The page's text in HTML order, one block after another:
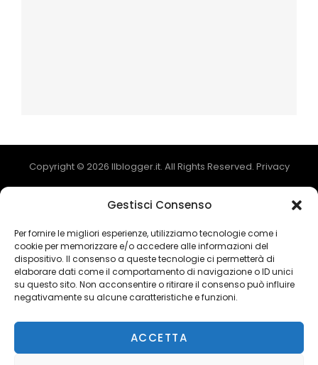
Gestisci Consenso
Per fornire le migliori esperienze, utilizziamo tecnologie come i
cookie per memorizzare e/o accedere alle informazioni del
dispositivo. Il consenso a queste tecnologie ci permetterà di
elaborare dati come il comportamento di navigazione o ID unici
su questo sito. Non acconsentire o ritirare il consenso può influire
negativamente su alcune caratteristiche e funzioni.
ACCETTA
Copyright © 2026 Ilblogger.it. All Rights Reserved. Privacy
Catch Mag byCatch Themes
Ads Blocker Detected!!!